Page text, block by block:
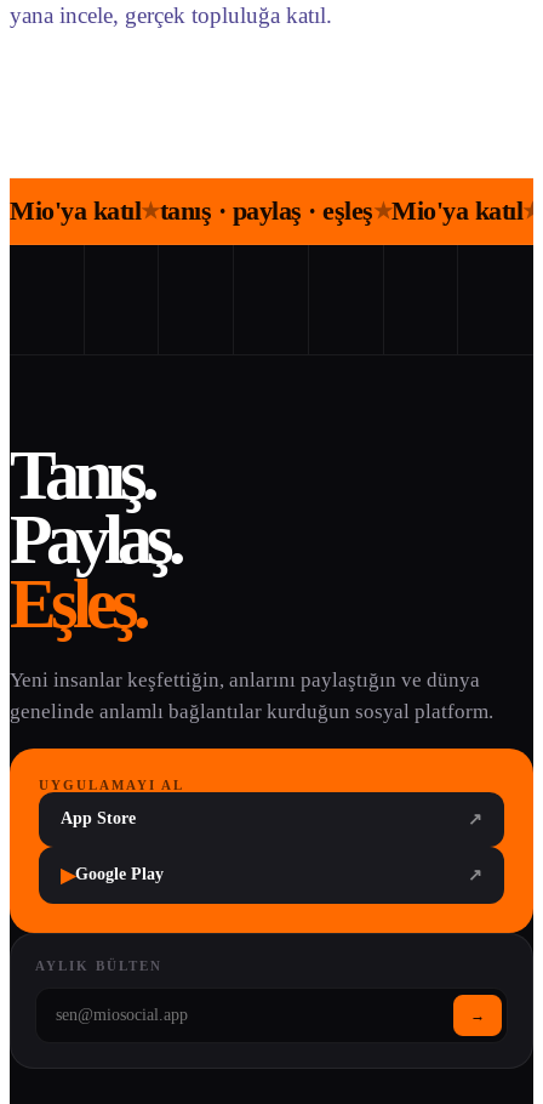
yana incele, gerçek topluluğa katıl.
Mio'ya katıl★tanış · paylaş · eşleş★Mio'ya katıl★
Tanış.
Paylaş.
Eşleş.
Yeni insanlar keşfettiğin, anlarını paylaştığın ve dünya
genelinde anlamlı bağlantılar kurduğun sosyal platform.
UYGULAMAYI AL
App Store ↗
▶Google Play ↗
AYLIK BÜLTEN
→